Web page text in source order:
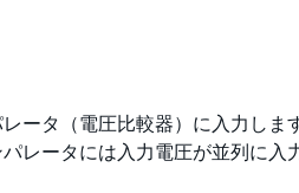
ータ（電圧比較器）に入力し
レータには入力電圧が並列に